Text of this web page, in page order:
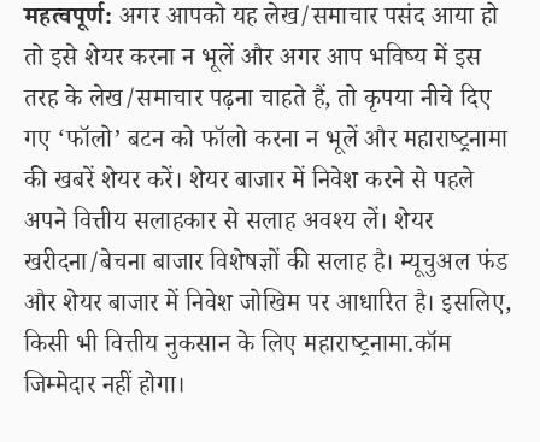
महत्वपूर्ण: अगर आपको यह लेख/समाचार पसंद आया हो
तो इसे शेयर करना न भूलें और अगर आप भविष्य में इस
तरह के लेख/समाचार पढ़ना चाहते हैं, तो कृपया नीचे दिए
गए ‘फॉलो’ बटन को फॉलो करना न भूलें और महाराष्ट्रनामा
की खबरें शेयर करें। शेयर बाजार में निवेश करने से पहले
अपने वित्तीय सलाहकार से सलाह अवश्य लें। शेयर
खरीदना/बेचना बाजार विशेषज्ञों की सलाह है। म्यूचुअल फंड
और शेयर बाजार में निवेश जोखिम पर आधारित है। इसलिए,
किसी भी वित्तीय नुकसान के लिए महाराष्ट्रनामा.कॉम
जिम्मेदार नहीं होगा।